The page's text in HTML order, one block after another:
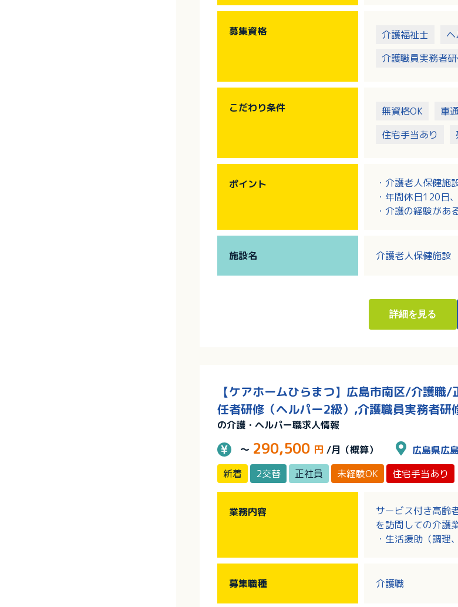
募集資格 介護福祉士
介護職員実務者
こだわり条件 無資格OK 車
住宅手当あり
ポイント
・介護老人保健
・年間休日120日
・介護の経験があ
施設名
介護老人保健施設
詳細を見る
【ケアホームひらまつ】広島市南区/介護
任者研修（ヘルパー2級）,介護職員実務者
の介護・ヘルパー職求人情報
～ 290,500 円 /月（概算）
広島県広
新着
2交替 正社員 未経験OK 住宅手当あり
業務内容
サービス付き高齢
を訪問しての介護
・生活援助（調理
募集職種
介護職